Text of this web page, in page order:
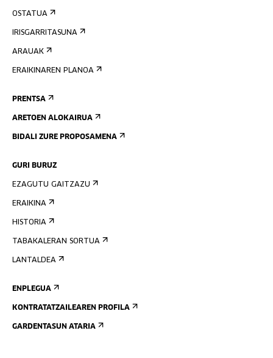
OSTATUA
IRISGARRITASUNA
ARAUAK
ERAIKINAREN PLANOA
PRENTSA
ARETOEN ALOKAIRUA
BIDALI ZURE PROPOSAMENA
GURI BURUZ
EZAGUTU GAITZAZU
ERAIKINA
HISTORIA
TABAKALERAN SORTUA
LANTALDEA
ENPLEGUA
KONTRATATZAILEAREN PROFILA
GARDENTASUN ATARIA